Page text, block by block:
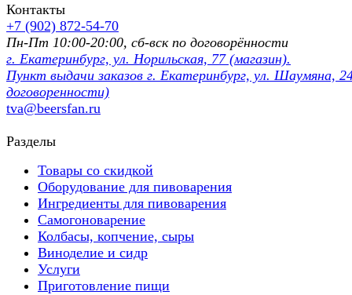
Контакты
+7 (902) 872-54-70
Пн-Пт 10:00-20:00, сб-вск по договорённости
г. Екатеринбург, ул. Норильская, 77 (магазин).
Пункт выдачи заказов г. Екатеринбург, ул. Шаумяна,
договоренности)
tva@beersfan.ru
Разделы
Товары со скидкой
Оборудование для пивоварения
Ингредиенты для пивоварения
Самогоноварение
Колбасы, копчение, сыры
Виноделие и сидр
Услуги
Приготовление пищи